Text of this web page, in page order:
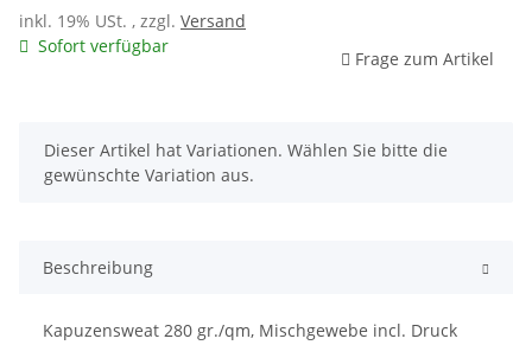
inkl. 19% USt. , zzgl. Versand
Sofort verfügbar
Frage zum Artikel
x
Dieser Artikel hat Variationen. Wählen Sie bitte die
gewünschte Variation aus.
Beschreibung
Kapuzensweat 280 gr./qm, Mischgewebe incl. Druck